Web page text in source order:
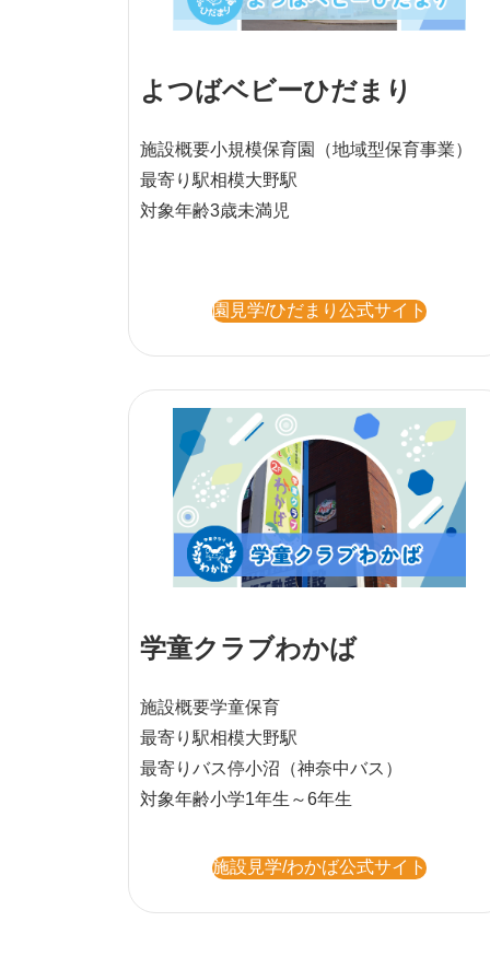
よつばベビーひだまり
施設概要小規模保育園
（地域型保育事業）
最寄り駅相模大野駅
対象年齢3歳未満児
園見学/ひだまり公式サイト
学童クラブわかば
施設概要学童保育
最寄り駅相模大野駅
最寄りバス停小沼（神奈中バス）
対象年齢小学1年生～6年生
施設見学/わかば公式サイト